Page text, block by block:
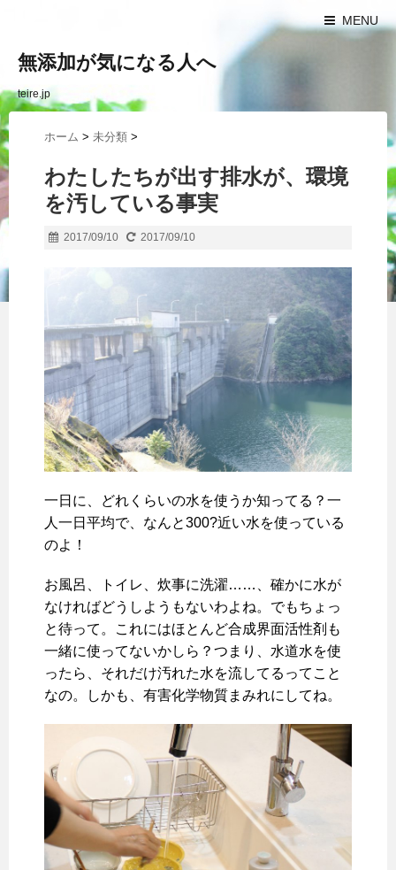
MENU
無添加が気になる人へ
teire.jp
ホーム > 未分類 >
わたしたちが出す排水が、環境
を汚している事実
2017/09/10 2017/09/10
一日に、どれくらいの水を使うか知ってる？一
人一日平均で、なんと300?近い水を使っている
のよ！
お風呂、トイレ、炊事に洗濯……、確かに水が
なければどうしようもないわよね。でもちょっ
と待って。これにはほとんど合成界面活性剤も
一緒に使ってないかしら？つまり、水道水を使
ったら、それだけ汚れた水を流してるってこと
なの。しかも、有害化学物質まみれにしてね。